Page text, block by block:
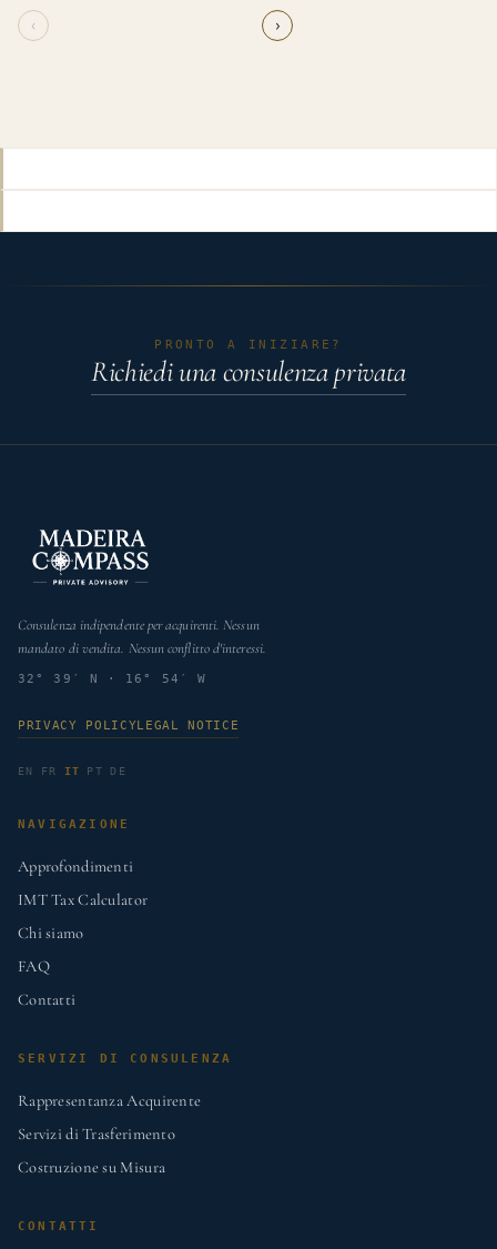
‹ ›
PRONTO A INIZIARE?
Richiedi una consulenza privata
Consulenza indipendente per acquirenti. Nessun
mandato di vendita. Nessun conflitto d'interessi.
32° 39′ N · 16° 54′ W
PRIVACY POLICY LEGAL NOTICE
EN FR IT PT DE
NAVIGAZIONE
Approfondimenti
IMT Tax Calculator
Chi siamo
FAQ
Contatti
SERVIZI DI CONSULENZA
Rappresentanza Acquirente
Servizi di Trasferimento
Costruzione su Misura
CONTATTI